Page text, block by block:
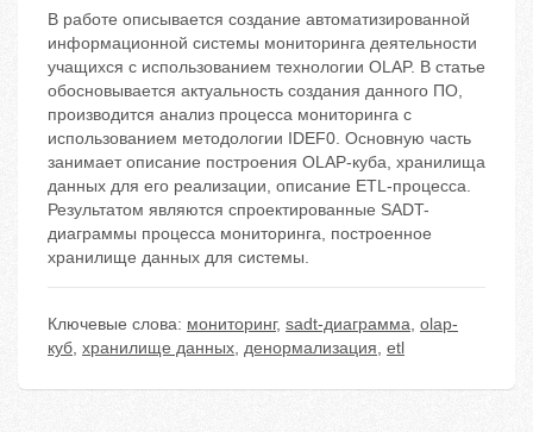
В работе описывается создание автоматизированной
информационной системы мониторинга деятельности
учащихся с использованием технологии OLAP. В статье
обосновывается актуальность создания данного ПО,
производится анализ процесса мониторинга с
использованием методологии IDEF0. Основную часть
занимает описание построения OLAP-куба, хранилища
данных для его реализации, описание ETL-процесса.
Результатом являются спроектированные SADT-
диаграммы процесса мониторинга, построенное
хранилище данных для системы.
Ключевые слова: мониторинг, sadt-диаграмма, olap-
куб, хранилище данных, денормализация, etl